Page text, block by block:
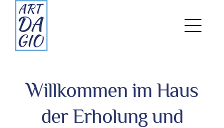
Inhalt
springen
Willkommen im Haus
der Erholung und